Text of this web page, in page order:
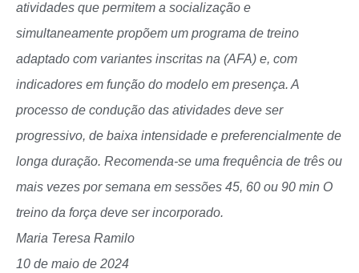
atividades que permitem a socialização e
simultaneamente propõem um programa de treino
adaptado com variantes inscritas na (AFA) e, com
indicadores em função do modelo em presença. A
processo de condução das atividades deve ser
progressivo, de baixa intensidade e preferencialmente de
longa duração. Recomenda-se uma frequência de três ou
mais vezes por semana em sessões 45, 60 ou 90 min O
treino da força deve ser incorporado.
Maria Teresa Ramilo
10 de maio de 2024